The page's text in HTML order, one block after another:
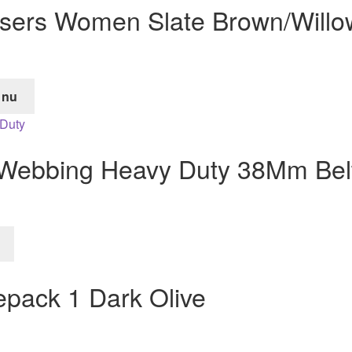
Women Slate Brown/
Heavy Duty 38Mm
1 Dark Olive